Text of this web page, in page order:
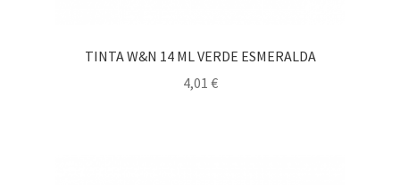
TINTA W&N 14 ML VERDE ESMERALDA
4,01 €